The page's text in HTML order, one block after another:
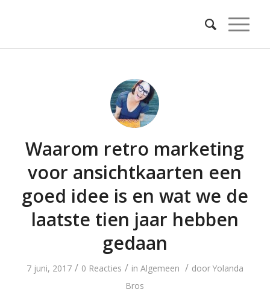
Waarom retro marketing
voor ansichtkaarten een
goed idee is en wat we de
laatste tien jaar hebben
gedaan
7 juni, 2017 / 0 Reacties / in Algemeen / doorYolanda
Bros